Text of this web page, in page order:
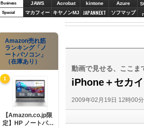
Business JAWS Acrobat kintone Azure
Special マカフィー キヤノンMJ JAPANNEXT ソフマップ
動画で見せる、ここま
iPhone＋セカ
2009年02月19日 12時00
Amazon売れ筋
ランキング「ノ
ートパソコン」
（在庫あり）
1
【Amazon.co.jp限
定】HP ノートパソ